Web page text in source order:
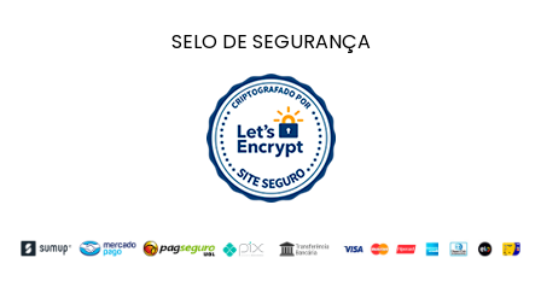
SELO DE SEGURANÇA